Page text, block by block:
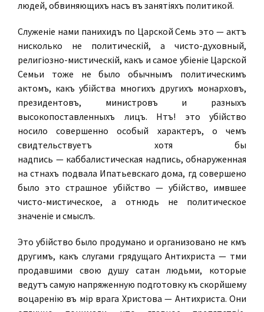
людей, обвиняющихъ насъ въ занятіяхъ политикой.
Служеніе нами панихидъ по Царской Семьѣ это — актъ
нисколько не политическій, а чисто-духовный,
религіозно-мистическій, какъ и самое убіеніе Царской
Семьи тоже не было обычнымъ политическимъ
актомъ, какъ убійства многихъ другихъ монарховъ,
президентовъ, министровъ и разныхъ
высокопоставленныхъ лицъ. Нѣтъ! это убійство
носило совершенно особый характеръ, о чемъ
свидѣтельствуетъ хотя бы
надпись —каббалистическая надпись, обнаруженная
на стѣнахъ подвала Ипатьевскаго дома, гдѣ совершено
было это страшное убійство — убійство, имѣвшее
чисто-мистическое, а отнюдь не политическое
значеніе и смыслъ.
Это убійство было продумано и организовано не кѣмъ
другимъ, какъ слугами грядущаго Антихриста — тѣми
продавшими свою душу сатанѣ людьми, которые
ведутъ самую напряженную подготовку къ скорѣйшему
воцаренію въ мірѣ врага Христова — Антихриста. Они